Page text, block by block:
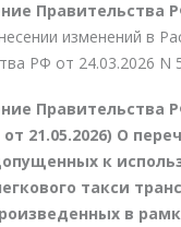
Правительства
изменений в
РФ от 24.03.2026 N
Правительства
21.05.2026) О
к
такси
в